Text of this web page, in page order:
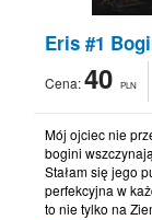
Eris #1
Cena:40 PLN
Mój ojciec nie
bogini
Stałam się jego
perfekcyjna w
to nie tylko na